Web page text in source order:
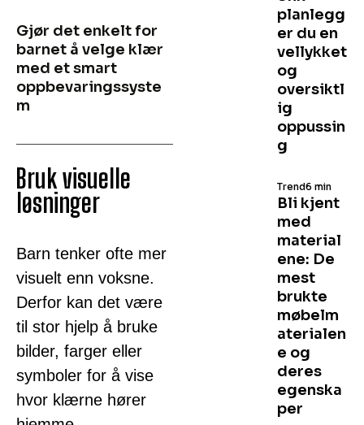
Gjør det enkelt for
barnet å velge klær
med et smart
oppbevaringssyste
m
Bruk visuelle
løsninger
Barn tenker ofte mer
visuelt enn voksne.
Derfor kan det være
til stor hjelp å bruke
bilder, farger eller
symboler for å vise
hvor klærne hører
planlegg
er du en
vellykket
og
oversiktl
ig
oppussin
g
Bli kjent
med
material
ene: De
mest
brukte
møbelm
aterialen
e og
deres
egenska
per
Trend6 min